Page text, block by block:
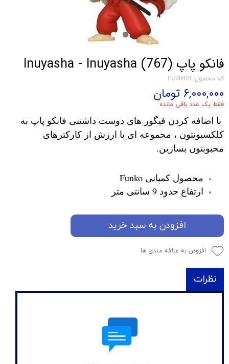
فانکو پاپ Inuyasha - Inuyasha (767)
کد محصول: FU46918
۶,۰۰۰,۰۰۰ تومان
فقط یک عدد باقی مانده
با اضافه کردن فیگور های دوست داشتنی فانکو پاپ به
کلکسیونتون ، مجموعه ای با ارزش از کارکترهای
محبوبتون بسازین.
محصول کمپانی Funko
ارتفاع حدود 9 سانتی متر
افزودن به سبد خرید
افزودن به علاقه مندی ها
نظرات